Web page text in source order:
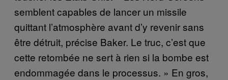
semblent capables de lancer un missile
quittant l’atmosphère avant d’y revenir sans
être détruit, précise Baker. Le truc, c’est que
cette retombée ne sert à rien si la bombe est
endommagée dans le processus. » En gros,